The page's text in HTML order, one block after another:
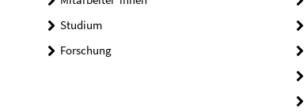
Studium
Forschung